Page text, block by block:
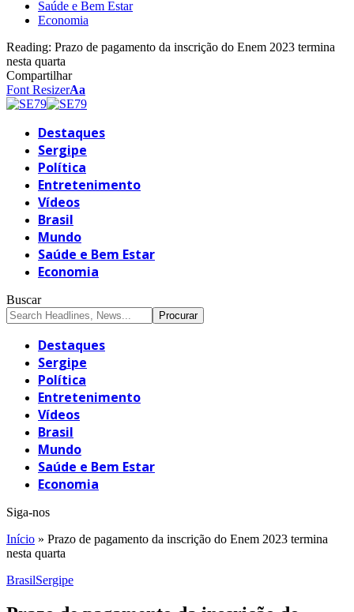
Saúde e Bem Estar
Economia
Reading: Prazo de pagamento da inscrição do Enem 2023 termina
nesta quarta
Compartilhar
Font ResizerAa
Destaques
Sergipe
Política
Entretenimento
Vídeos
Brasil
Mundo
Saúde e Bem Estar
Economia
Buscar
Destaques
Sergipe
Política
Entretenimento
Vídeos
Brasil
Mundo
Saúde e Bem Estar
Economia
Siga-nos
Início » Prazo de pagamento da inscrição do Enem 2023 termina
nesta quarta
BrasilSergipe